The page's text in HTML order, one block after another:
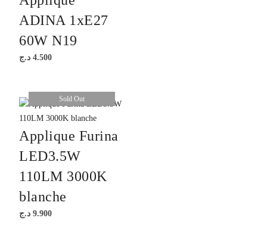
ADINA 1xE27
60W N19
4.500 د.ج
Sold Out
Applique Furina
LED3.5W
110LM 3000K
blanche
9.900 د.ج